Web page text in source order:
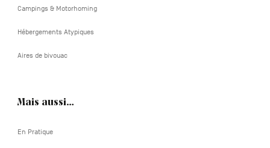
Campings & Motorhoming
Hébergements Atypiques
Aires de bivouac
Mais aussi…
En Pratique